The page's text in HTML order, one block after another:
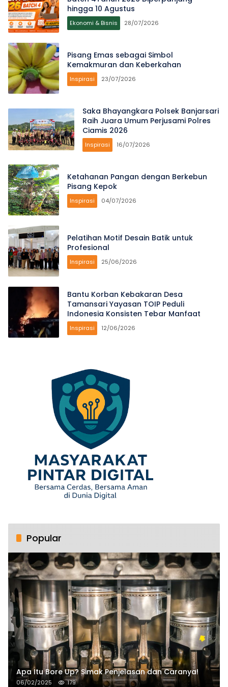
hingga 10 Agustus
Ekonomi & Bisnis 28/07/2026
Pisang Emas sebagai Simbol
Kemakmuran dan Keberkahan
Inspirasi 23/07/2026
Saka Bhayangkara Polsek Banjarsari
Raih Juara Umum Perjusami Polres
Ciamis 2026
Inspirasi 16/07/2026
Ketahanan Pangan dengan Berkebun
Pisang Kepok
Inspirasi 04/07/2026
Pelatihan Motif Desain Batik untuk
Profesional
Inspirasi 25/06/2026
Bantu Korban Kebakaran Desa
Tamansari Yayasan TOIP Peduli
Indonesia Konsisten Tebar Manfaat
Inspirasi 12/06/2026
Popular
Apa Itu Bore Up? Simak Penjelasan dan Caranya!
06/02/2025 179